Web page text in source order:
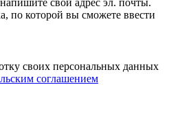
свой адрес эл. почты.
по которой вы сможете ввести
своих персональных данных
соглашением